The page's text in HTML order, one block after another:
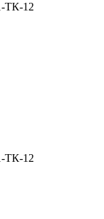
ТК-12
ТК-12